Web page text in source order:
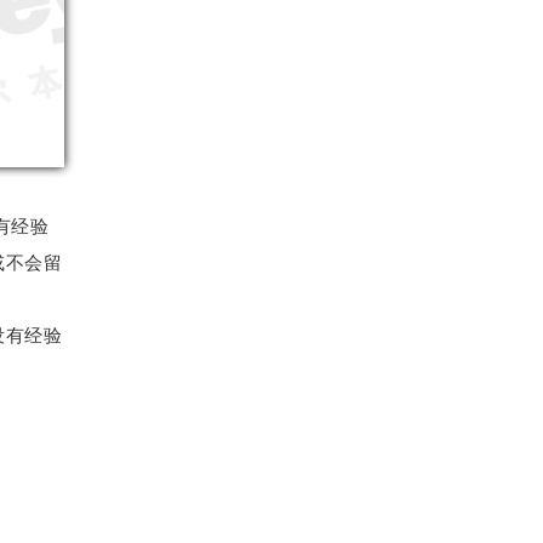
经验
会留
有经验